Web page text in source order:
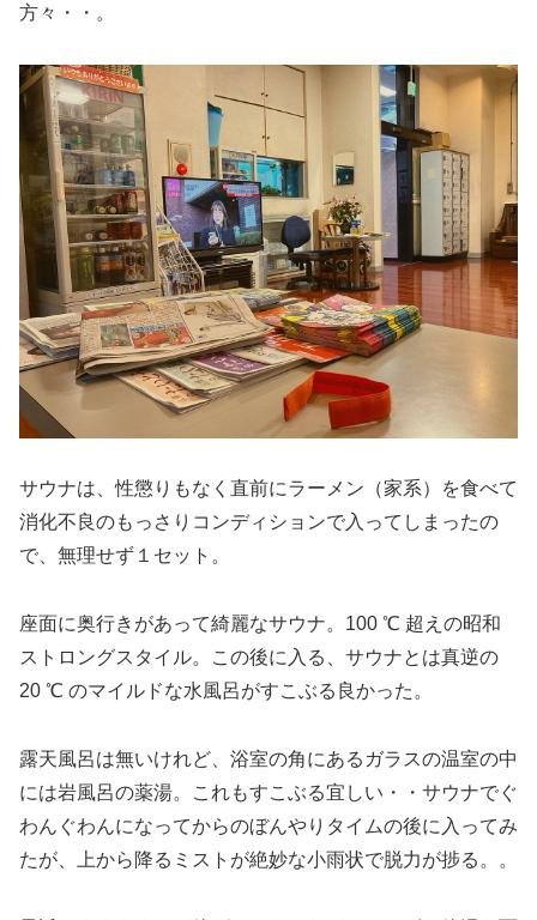
方々・・。
サウナは、性懲りもなく直前にラーメン（家系）を食べて
消化不良のもっさりコンディションで入ってしまったの
で、無理せず１セット。
座面に奥行きがあって綺麗なサウナ。100 ℃ 超えの昭和
ストロングスタイル。この後に入る、サウナとは真逆の
20 ℃ のマイルドな水風呂がすこぶる良かった。
露天風呂は無いけれど、浴室の角にあるガラスの温室の中
には岩風呂の薬湯。これもすこぶる宜しい・・サウナでぐ
わんぐわんになってからのぼんやりタイムの後に入ってみ
たが、上から降るミストが絶妙な小雨状で脱力が捗る。。